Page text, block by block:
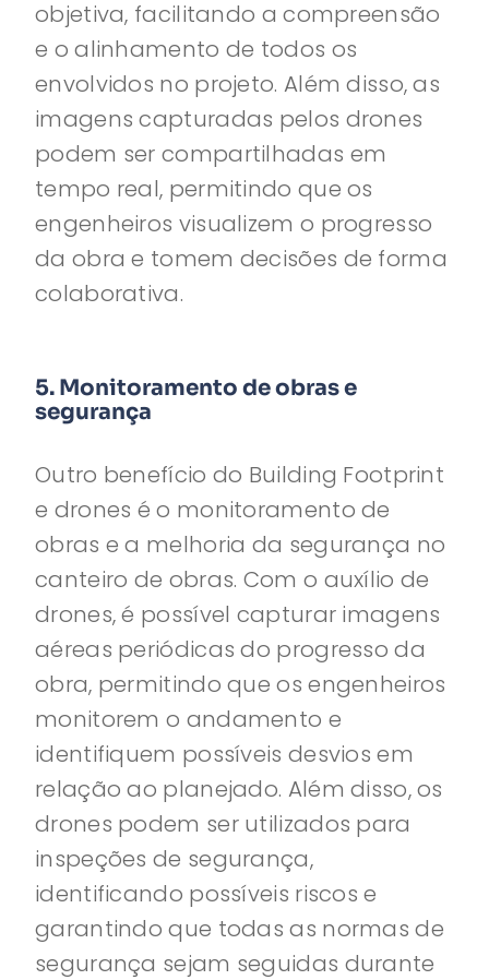
objetiva, facilitando a compreensão
e o alinhamento de todos os
envolvidos no projeto. Além disso, as
imagens capturadas pelos drones
podem ser compartilhadas em
tempo real, permitindo que os
engenheiros visualizem o progresso
da obra e tomem decisões de forma
colaborativa.
5. Monitoramento de obras e
segurança
Outro benefício do Building Footprint
e drones é o monitoramento de
obras e a melhoria da segurança no
canteiro de obras. Com o auxílio de
drones, é possível capturar imagens
aéreas periódicas do progresso da
obra, permitindo que os engenheiros
monitorem o andamento e
identifiquem possíveis desvios em
relação ao planejado. Além disso, os
drones podem ser utilizados para
inspeções de segurança,
identificando possíveis riscos e
garantindo que todas as normas de
segurança sejam seguidas durante